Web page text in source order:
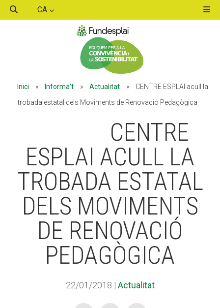
CA
Inici » Informa’t » Actualitat »
CENTRE ESPLAI acull la
trobada estatal dels Moviments de Renovació Pedagògica
CENTRE
ESPLAI ACULL LA
TROBADA ESTATAL
DELS MOVIMENTS
DE RENOVACIÓ
PEDAGÒGICA
22/01/2018 | Actualitat
ACTIVITATS D'ESTIU
MÓN ESCOLAR
ALBERG CENTRE ESPLAI
FORMACIÓ
CASES DE COLÒNIES
ACCIÓ SOCIAL I JOVES
ESPLAIS